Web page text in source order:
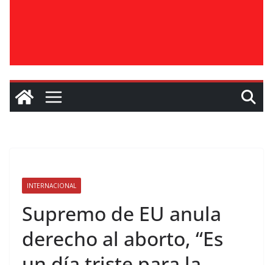
INTERNACIONAL
Supremo de EU anula
derecho al aborto, “Es